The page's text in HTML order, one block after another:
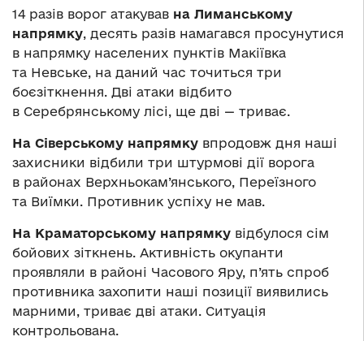
14 разів ворог атакував на Лиманському
напрямку, десять разів намагався просунутися
в напрямку населених пунктів Макіївка
та Невське, на даний час точиться три
боєзіткнення. Дві атаки відбито
в Серебрянському лісі, ще дві — триває.
На Сіверському напрямку впродовж дня наші
захисники відбили три штурмові дії ворога
в районах Верхньокам’янського, Переїзного
та Виїмки. Противник успіху не мав.
На Краматорському напрямку відбулося сім
бойових зіткнень. Активність окупанти
проявляли в районі Часового Яру, п’ять спроб
противника захопити наші позиції виявились
марними, триває дві атаки. Ситуація
контрольована.